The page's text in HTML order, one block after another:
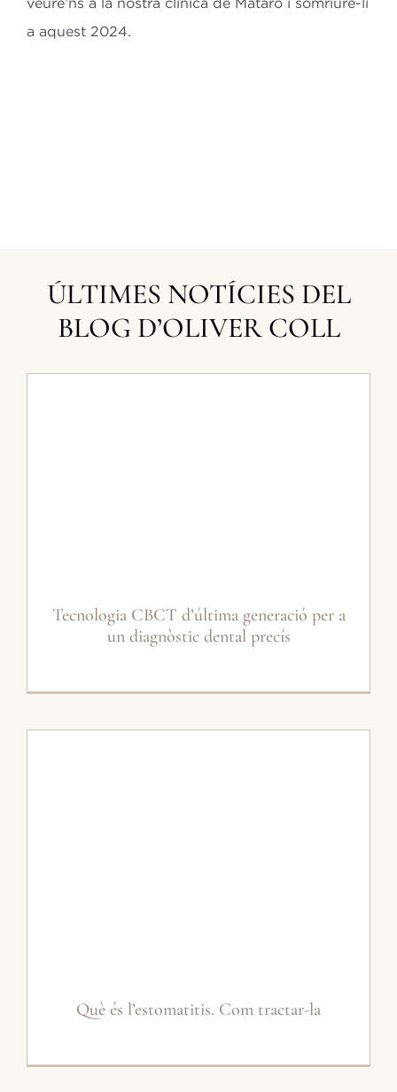
a aquest 2024.
ÚLTIMES NOTÍCIES DEL
BLOG D’OLIVER COLL
Tecnologia CBCT d’última generació per a
un diagnòstic dental precís
Què és l’estomatitis. Com tractar-la